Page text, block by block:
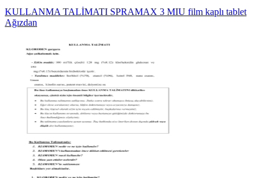
KULLANMA TALİMATI SPRAMAX 3 MIU film kaplı tablet
Ağızdan